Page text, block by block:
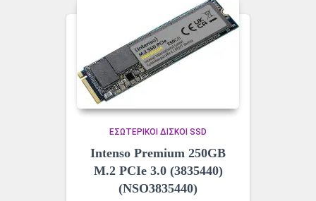
ΕΣΩΤΕΡΙΚΟΊ ΔΊΣΚΟΙ SSD
Intenso Premium 250GB
M.2 PCIe 3.0 (3835440)
(NSO3835440)